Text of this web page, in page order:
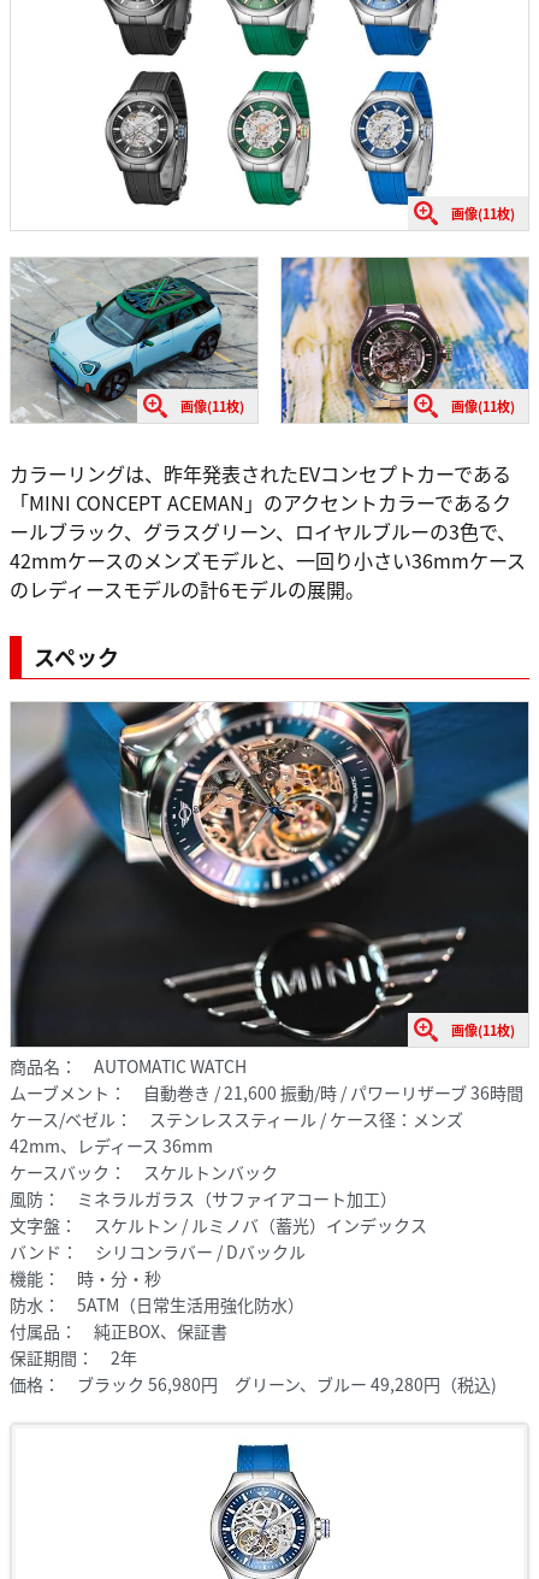
画像(11枚)
画像(11枚) 画像(11枚)
カラーリングは、昨年発表されたEVコンセプトカーである
「MINI CONCEPT ACEMAN」のアクセントカラーであるク
ールブラック、グラスグリーン、ロイヤルブルーの3色で、
42mmケースのメンズモデルと、一回り小さい36mmケース
のレディースモデルの計6モデルの展開。
スペック
画像(11枚)
商品名： AUTOMATIC WATCH
ムーブメント： 自動巻き / 21,600 振動/時 / パワーリザーブ 36時間
ケース/ベゼル： ステンレススティール / ケース径：メンズ
42mm、レディース 36mm
ケースバック： スケルトンバック
風防： ミネラルガラス（サファイアコート加工）
文字盤： スケルトン / ルミノバ（蓄光）インデックス
バンド： シリコンラバー / Dバックル
機能： 時・分・秒
防水： 5ATM（日常生活用強化防水）
付属品： 純正BOX、保証書
保証期間： 2年
価格： ブラック 56,980円 グリーン、ブルー 49,280円（税込)